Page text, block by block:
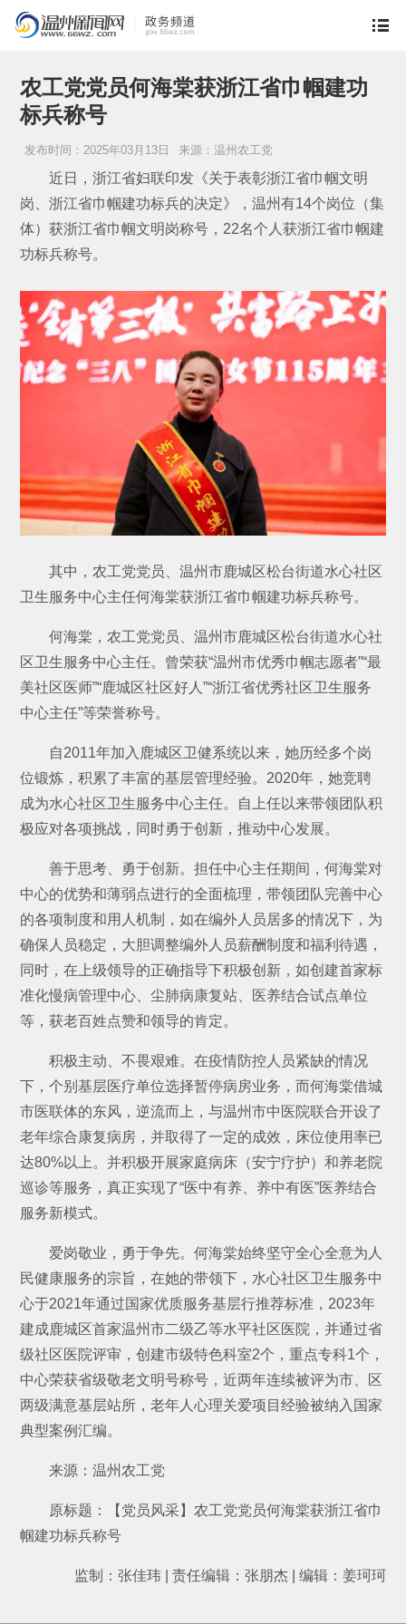
农工党党员何海棠获浙江省巾帼建功
标兵称号
发布时间：2025年03月13日 来源：温州农工党
近日，浙江省妇联印发《关于表彰浙江省巾帼文明
岗、浙江省巾帼建功标兵的决定》，温州有14个岗位（集
体）获浙江省巾帼文明岗称号，22名个人获浙江省巾帼建
功标兵称号。
其中，农工党党员、温州市鹿城区松台街道水心社区
卫生服务中心主任何海棠获浙江省巾帼建功标兵称号。
何海棠，农工党党员、温州市鹿城区松台街道水心社
区卫生服务中心主任。曾荣获“温州市优秀巾帼志愿者”“最
美社区医师”“鹿城区社区好人”“浙江省优秀社区卫生服务
中心主任”等荣誉称号。
自2011年加入鹿城区卫健系统以来，她历经多个岗
位锻炼，积累了丰富的基层管理经验。2020年，她竞聘
成为水心社区卫生服务中心主任。自上任以来带领团队积
极应对各项挑战，同时勇于创新，推动中心发展。
善于思考、勇于创新。担任中心主任期间，何海棠对
中心的优势和薄弱点进行的全面梳理，带领团队完善中心
的各项制度和用人机制，如在编外人员居多的情况下，为
确保人员稳定，大胆调整编外人员薪酬制度和福利待遇，
同时，在上级领导的正确指导下积极创新，如创建首家标
准化慢病管理中心、尘肺病康复站、医养结合试点单位
等，获老百姓点赞和领导的肯定。
积极主动、不畏艰难。在疫情防控人员紧缺的情况
下，个别基层医疗单位选择暂停病房业务，而何海棠借城
市医联体的东风，逆流而上，与温州市中医院联合开设了
老年综合康复病房，并取得了一定的成效，床位使用率已
达80%以上。并积极开展家庭病床（安宁疗护）和养老院
巡诊等服务，真正实现了“医中有养、养中有医”医养结合
服务新模式。
爱岗敬业，勇于争先。何海棠始终坚守全心全意为人
民健康服务的宗旨，在她的带领下，水心社区卫生服务中
心于2021年通过国家优质服务基层行推荐标准，2023年
建成鹿城区首家温州市二级乙等水平社区医院，并通过省
级社区医院评审，创建市级特色科室2个，重点专科1个，
中心荣获省级敬老文明号称号，近两年连续被评为市、区
两级满意基层站所，老年人心理关爱项目经验被纳入国家
典型案例汇编。
来源：温州农工党
原标题：【党员风采】农工党党员何海棠获浙江省巾
帼建功标兵称号
监制：张佳玮 | 责任编辑：张朋杰 | 编辑：姜珂珂